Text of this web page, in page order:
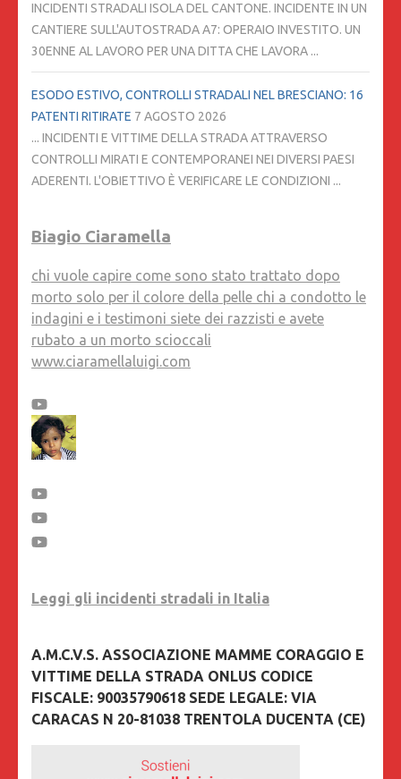
INCIDENTI STRADALI ISOLA DEL CANTONE. INCIDENTE IN UN
CANTIERE SULL'AUTOSTRADA A7: OPERAIO INVESTITO. UN
30ENNE AL LAVORO PER UNA DITTA CHE LAVORA ...
ESODO ESTIVO, CONTROLLI STRADALI NEL BRESCIANO: 16
PATENTI RITIRATE 7 AGOSTO 2026
... INCIDENTI E VITTIME DELLA STRADA ATTRAVERSO
CONTROLLI MIRATI E CONTEMPORANEI NEI DIVERSI PAESI
ADERENTI. L'OBIETTIVO È VERIFICARE LE CONDIZIONI ...
Biagio Ciaramella
chi vuole capire come sono stato trattato dopo
morto solo per il colore della pelle chi a condotto le
indagini e i testimoni siete dei razzisti e avete
rubato a un morto scioccali
www.ciaramellaluigi.com
Leggi gli incidenti stradali in Italia
A.M.C.V.S. ASSOCIAZIONE MAMME CORAGGIO E
VITTIME DELLA STRADA ONLUS CODICE
FISCALE: 90035790618 SEDE LEGALE: VIA
CARACAS N 20-81038 TRENTOLA DUCENTA (CE)